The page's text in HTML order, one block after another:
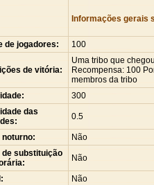
Informações gerais
de jogadores: 100
de vitória:
Uma tribo que
Recompensa: 100
membros da tribo
300
das
0.5
noturno:
Não
de substituição
Não
Não